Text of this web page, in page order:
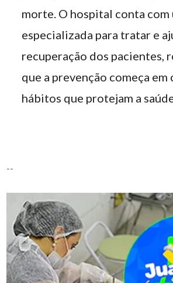
morte. O hospital conta com
especializada para tratar e
recuperação dos pacientes,
que a prevenção começa em
hábitos que protejam a
--